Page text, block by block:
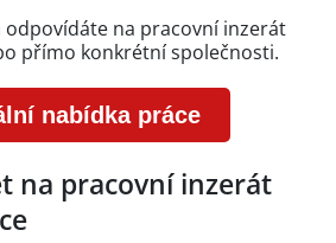
odpovídáte na pracovní inzerát
přímo konkrétní společnosti.
nabídka práce
na pracovní inzerát